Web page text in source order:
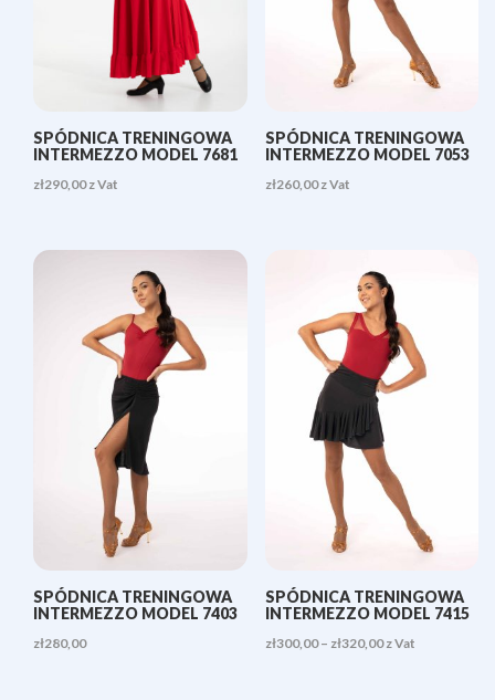
SPÓDNICA TRENINGOWA
INTERMEZZO MODEL 7681
zł290,00 z Vat
SPÓDNICA TRENINGOWA
INTERMEZZO MODEL 7053
zł260,00 z Vat
SPÓDNICA TRENINGOWA
INTERMEZZO MODEL 7403
zł280,00
SPÓDNICA TRENINGOWA
INTERMEZZO MODEL 7415
zł300,00 – zł320,00Zakres
z Vat